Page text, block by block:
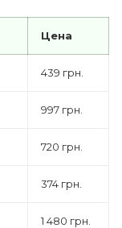
Цена
439 грн.
997 грн.
720 грн.
374 грн.
1 480 грн.